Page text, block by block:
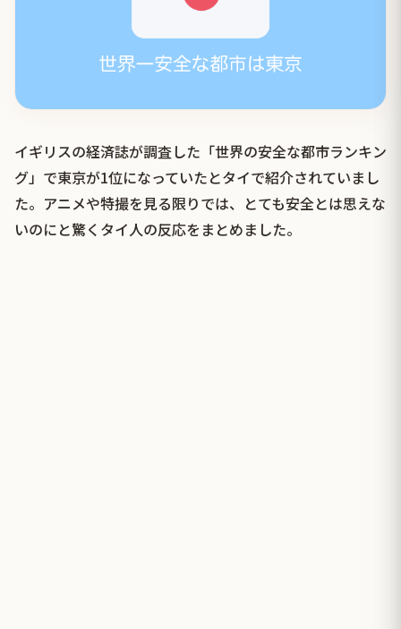
イギリスの経済誌が調査した「世界の安全な都市ランキン
グ」で東京が1位になっていたとタイで紹介されていまし
た。アニメや特撮を見る限りでは、とても安全とは思えな
いのにと驚くタイ人の反応をまとめました。